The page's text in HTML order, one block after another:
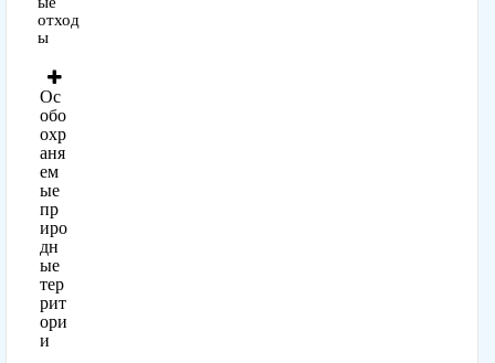
отход
ы
Ос
обо
охр
аня
ем
ые
пр
иро
дн
ые
тер
рит
ори
и